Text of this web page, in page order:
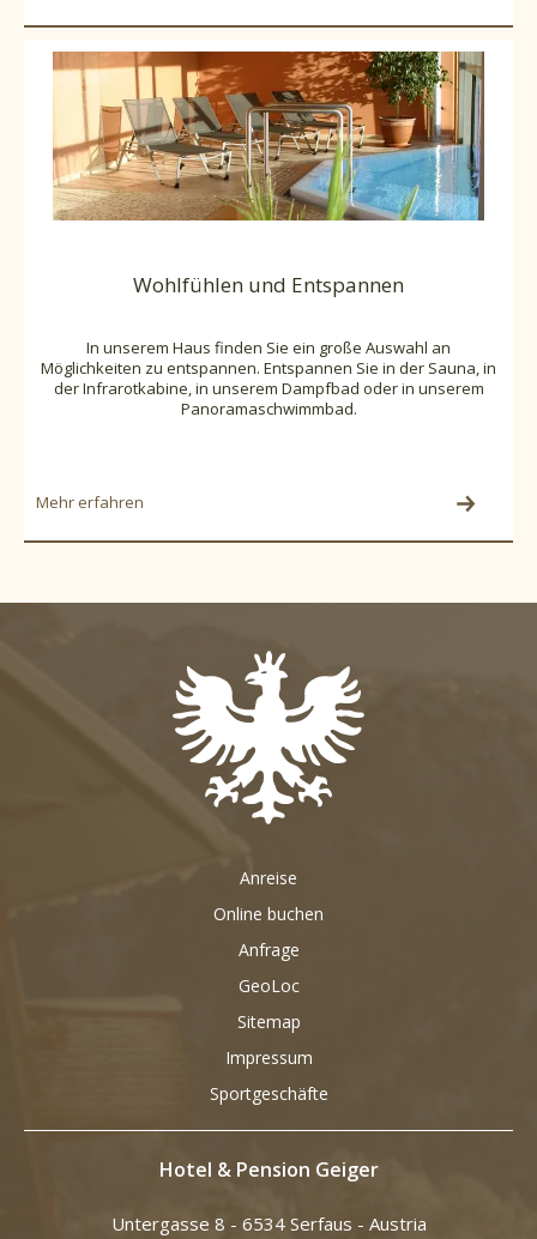
Wohlfühlen und Entspannen
In unserem Haus finden Sie ein große Auswahl an
Möglichkeiten zu entspannen. Entspannen Sie in der Sauna, in
der Infrarotkabine, in unserem Dampfbad oder in unserem
Panoramaschwimmbad.
Mehr erfahren
Anreise
Online buchen
Anfrage
GeoLoc
Sitemap
Impressum
Sportgeschäfte
Hotel & Pension Geiger
Untergasse 8 - 6534 Serfaus - Austria